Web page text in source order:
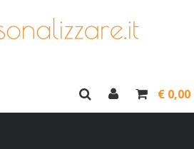
€ 0,00